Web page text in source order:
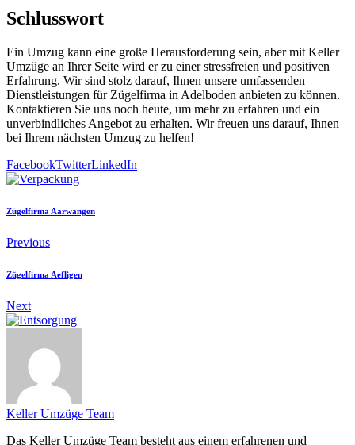
Schlusswort
Ein Umzug kann eine große Herausforderung sein, aber mit Keller
Umzüge an Ihrer Seite wird er zu einer stressfreien und positiven
Erfahrung. Wir sind stolz darauf, Ihnen unsere umfassenden
Dienstleistungen für Zügelfirma in Adelboden anbieten zu können.
Kontaktieren Sie uns noch heute, um mehr zu erfahren und ein
unverbindliches Angebot zu erhalten. Wir freuen uns darauf, Ihnen
bei Ihrem nächsten Umzug zu helfen!
FacebookTwitterLinkedIn
Zügelfirma Aarwangen
Previous
Zügelfirma Aefligen
Next
Keller Umzüge Team
Das Keller Umzüge Team besteht aus einem erfahrenen und